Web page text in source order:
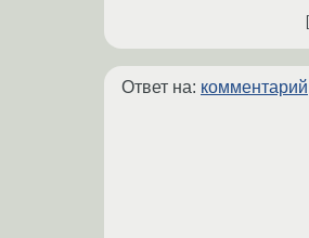
Ответ на: комментарий